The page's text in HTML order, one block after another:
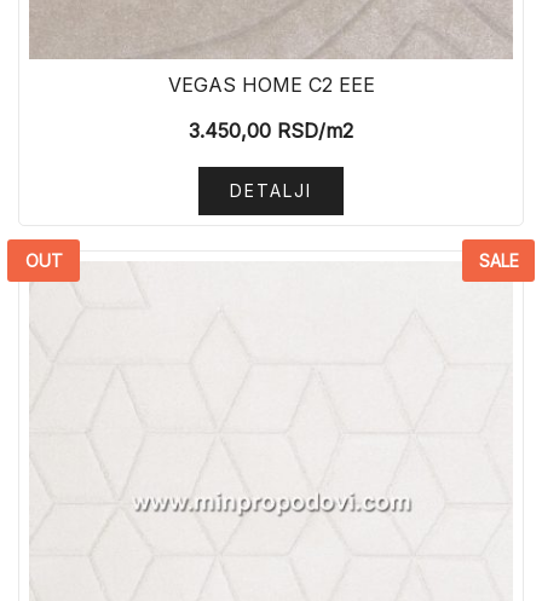
VEGAS HOME C2 EEE
3.450,00 RSD/m2
DETALJI
OUT SALE